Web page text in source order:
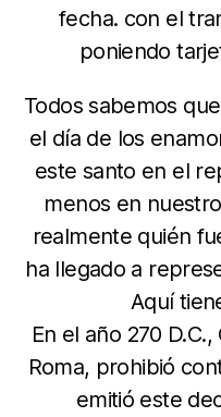
fecha. con el
poniendo
Todos sabemos
el día de los
este santo en el
menos en
realmente quién
ha llegado a
Aquí
En el año 270
Roma, prohibió
emitió este